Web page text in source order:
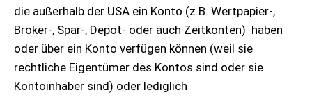
die außerhalb der USA ein Konto (z.B. Wertpapier-,
Broker-, Spar-, Depot- oder auch Zeitkonten) haben
oder über ein Konto verfügen können (weil sie
rechtliche Eigentümer des Kontos sind oder sie
Kontoinhaber sind) oder lediglich